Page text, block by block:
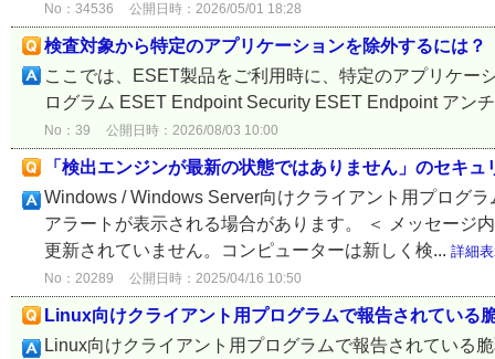
No：34536 公開日時：2026/05/01 18:28
検査対象から特定のアプリケーションを除外するには？
ここでは、ESET製品をご利用時に、特定のアプリケー
ログラム ESET Endpoint Security ESET Endpoint アン
No：39 公開日時：2026/08/03 10:00
「検出エンジンが最新の状態ではありません」のセキ
Windows / Windows Server向けクライアント用プログ
アラートが表示される場合があります。 ＜ メッセージ
更新されていません。コンピューターは新しく検... 詳細
No：20289 公開日時：2025/04/16 10:50
Linux向けクライアント用プログラムで報告されている
Linux向けクライアント用プログラムで報告されている